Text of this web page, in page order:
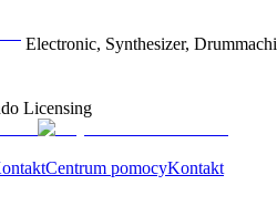
Electronic, Synthesizer,
Licensing
Centrum pomocyKontakt